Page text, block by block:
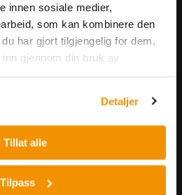
innen sosiale medier,
som kan kombinere den
har gjort tilgjengelig for dem,
gjennom din bruk av
Detaljer
Tillat alle
Tilpass
nyhetsbrev!
produkter,
kampanjer.